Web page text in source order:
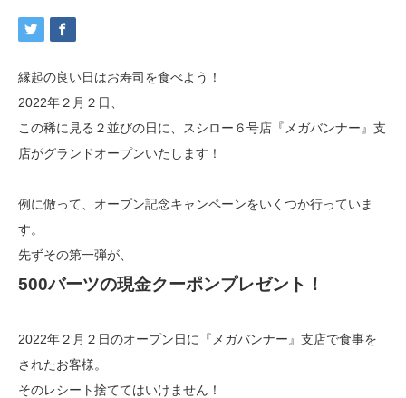
縁起の良い日はお寿司を食べよう！
2022年２月２日、
この稀に見る２並びの日に、スシロー６号店『メガバンナー』支
店がグランドオープンいたします！
例に倣って、オープン記念キャンペーンをいくつか行っていま
す。
先ずその第一弾が、
500バーツの現金クーポンプレゼント！
2022年２月２日のオープン日に『メガバンナー』支店で食事を
されたお客様。
そのレシート捨ててはいけません！